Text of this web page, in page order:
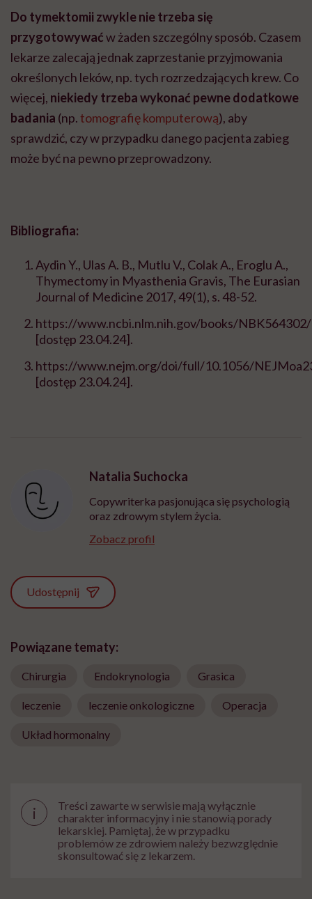
Do tymektomii zwykle nie trzeba się
przygotowywaćw żaden szczególny sposób. Czasem
lekarze zalecają jednak zaprzestanie przyjmowania
określonych leków, np. tych rozrzedzających krew. Co
więcej, niekiedy trzeba wykonać pewne dodatkowe
badania (np.tomografię komputerową), aby
sprawdzić, czy w przypadku danego pacjenta zabieg
może być na pewno przeprowadzony.
Bibliografia:
Aydin Y., Ulas A. B., Mutlu V., Colak A., Eroglu A.,
Thymectomy in Myasthenia Gravis, The Eurasian
Journal of Medicine 2017, 49(1), s. 48-52.
https://www.ncbi.nlm.nih.gov/books/NBK564302/
[dostęp 23.04.24].
https://www.nejm.org/doi/full/10.1056/
[dostęp 23.04.24].
Natalia Suchocka
Copywriterka pasjonująca się psychologią
oraz zdrowym stylem życia.
Zobacz profil
Udostępnij
Powiązane tematy:
Chirurgia Endokrynologia Grasica
leczenie leczenie onkologiczne Operacja
Układ hormonalny
i
Treści zawarte w serwisie mają wyłącznie
charakter informacyjny i nie stanowią porady
lekarskiej. Pamiętaj, że w przypadku
problemów ze zdrowiem należy bezwzględnie
skonsultować się z lekarzem.
Zdrowie o ciele, psychice i codziennym życiu. Zapisz się i
czytaj bez pośpiechu.
Adres